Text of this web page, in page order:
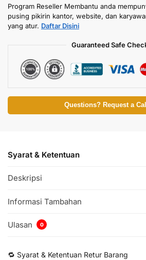
Program Reseller Membantu anda
pusing pikirin kantor, website, dan
yang atur. Daftar Disini
Guaranteed Safe
Questions? Request a
Syarat & Ketentuan
Deskripsi
Informasi Tambahan
Ulasan 0
🔁 Syarat & Ketentuan Retur Barang